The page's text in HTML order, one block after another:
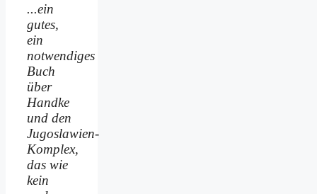
...ein
gutes,
ein
notwendiges
Buch
über
Handke
und den
Jugoslawien-
Komplex,
das wie
kein